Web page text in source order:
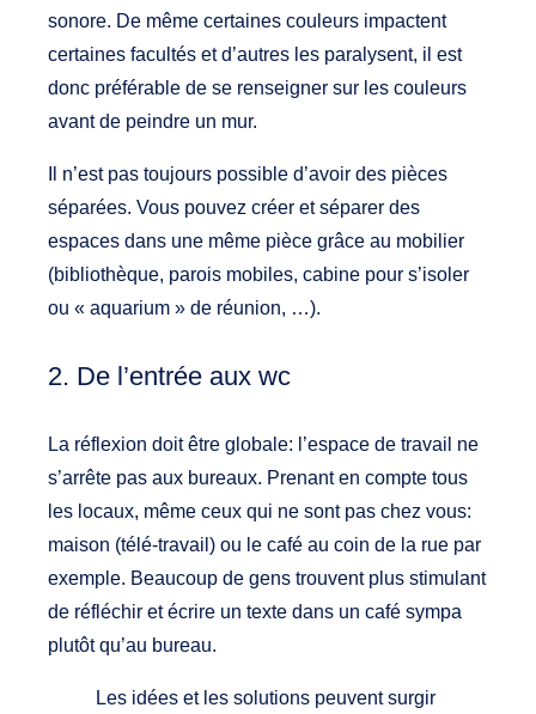
sonore. De même certaines couleurs impactent
certaines facultés et d’autres les paralysent, il est
donc préférable de se renseigner sur les couleurs
avant de peindre un mur.
Il n’est pas toujours possible d’avoir des pièces
séparées. Vous pouvez créer et séparer des
espaces dans une même pièce grâce au mobilier
(bibliothèque, parois mobiles, cabine pour s’isoler
ou « aquarium » de réunion, …).
2. De l’entrée aux wc
La réflexion doit être globale: l’espace de travail ne
s’arrête pas aux bureaux. Prenant en compte tous
les locaux, même ceux qui ne sont pas chez vous:
maison (télé-travail) ou le café au coin de la rue par
exemple. Beaucoup de gens trouvent plus stimulant
de réfléchir et écrire un texte dans un café sympa
plutôt qu’au bureau.
Les idées et les solutions peuvent surgir